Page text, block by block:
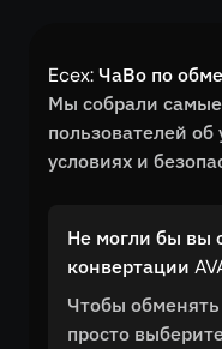
Ecex: ЧаВо по
Мы собрали
пользователей об
условиях и
Не могли бы вы
конвертации
Чтобы обменять
просто